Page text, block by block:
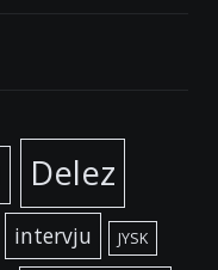
Delez
intervju JYSK